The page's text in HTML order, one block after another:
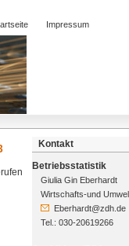
Impressum
Kontakt
Betriebsstatistik
Giulia Gin Eberhardt
Wirtschafts-und
Eberhardt@zdh.de
Tel.: 030-20619266